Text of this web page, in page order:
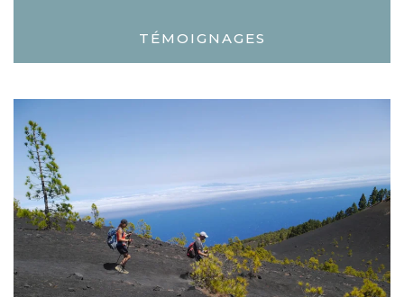
TÉMOIGNAGES